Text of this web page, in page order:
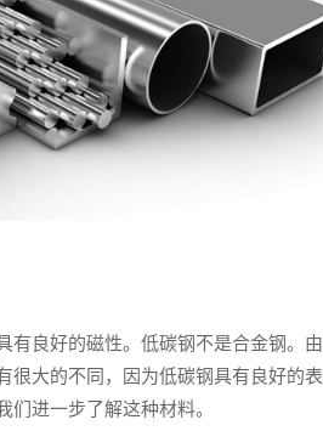
有良好的磁性。低碳钢不是合金钢。由
很大的不同，因为低碳钢具有良好的表
进一步了解这种材料。